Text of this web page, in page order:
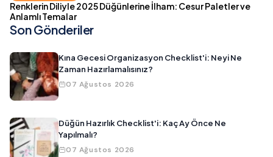
Renklerin Diliyle 2025 Düğünlerine İlham: Cesur Paletler ve
Anlamlı Temalar
Son Gönderiler
Kına Gecesi Organizasyon Checklist'i: Neyi Ne
Zaman Hazırlamalısınız?
07 Ağustos 2026
Düğün Hazırlık Checklist'i: Kaç Ay Önce Ne
Yapılmalı?
07 Ağustos 2026